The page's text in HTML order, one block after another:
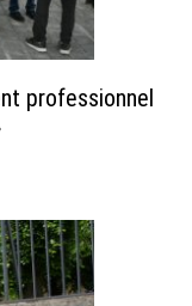
professionnel